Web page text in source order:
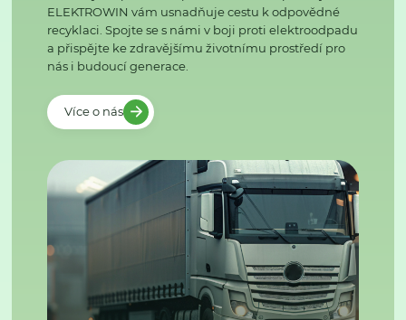
ELEKTROWIN vám usnadňuje cestu k odpovědné
recyklaci. Spojte se s námi v boji proti elektroodpadu
a přispějte ke zdravějšímu životnímu prostředí pro
nás i budoucí generace.
Více o nás